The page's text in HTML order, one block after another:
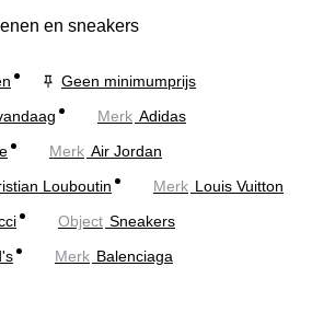
en sneakers
Geen minimumprijs
Merk Adidas
Merk Air Jordan
Louboutin Merk Louis Vuitton
Object Sneakers
Merk Balenciaga